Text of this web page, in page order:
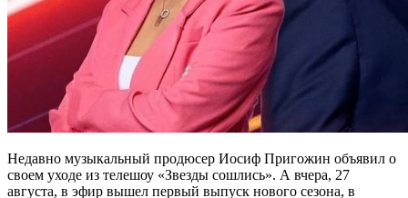
Недавно музыкальный продюсер Иосиф Пригожин объявил о
своем уходе из телешоу «Звезды сошлись». А вчера, 27
августа, в эфир вышел первый выпуск нового сезона, в